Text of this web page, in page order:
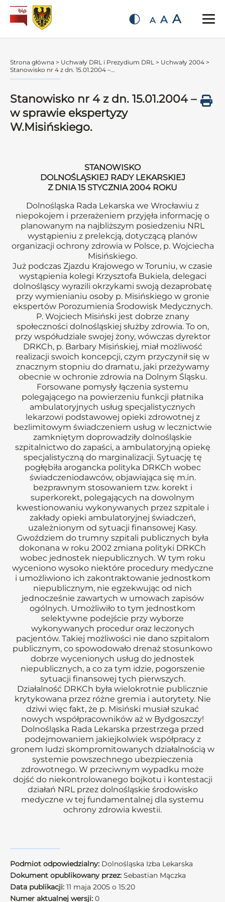
A A A
Strona główna > Uchwały DRL i Prezydium DRL > Uchwały 2004 >
Stanowisko nr 4 z dn. 15.01.2004 –...
Stanowisko nr 4 z dn. 15.01.2004 –
w sprawie ekspertyzy
W.Misińskiego.
STANOWISKO
DOLNOŚLĄSKIEJ RADY LEKARSKIEJ
Z DNIA 15 STYCZNIA 2004 ROKU
Dolnośląska Rada Lekarska we Wrocławiu z
niepokojem i przerażeniem przyjęła informację o
planowanym na najbliższym posiedzeniu NRL
wystąpieniu z prelekcją, dotyczącą planów
organizacji ochrony zdrowia w Polsce, p. Wojciecha
Misińskiego.
Już podczas Zjazdu Krajowego w Toruniu, w czasie
wystąpienia kolegi Krzysztofa Bukiela, delegaci
dolnośląscy wyrazili okrzykami swoją dezaprobatę
przy wymienianiu osoby p. Misińskiego w gronie
ekspertów Porozumienia Środowisk Medycznych.
P. Wojciech Misiński jest dobrze znany
społeczności dolnośląskiej służby zdrowia. To on,
przy współudziale swojej żony, wówczas dyrektor
DRKCh, p. Barbary Misińskiej, miał możliwość
realizacji swoich koncepcji, czym przyczynił się w
znacznym stopniu do dramatu, jaki przeżywamy
obecnie w ochronie zdrowia na Dolnym Śląsku.
Forsowane pomysły łączenia systemu
polegającego na powierzeniu funkcji płatnika
ambulatoryjnych usług specjalistycznych
lekarzowi podstawowej opieki zdrowotnej z
bezlimitowym świadczeniem usług w lecznictwie
zamkniętym doprowadziły dolnośląskie
szpitalnictwo do zapaści, a ambulatoryjną opiekę
specjalistyczną do marginalizacji. Sytuację tę
pogłębiła arogancka polityka DRKCh wobec
świadczeniodawców, objawiająca się m.in.
bezprawnym stosowaniem tzw. korekt i
superkorekt, polegających na dowolnym
kwestionowaniu wykonywanych przez szpitale i
zakłady opieki ambulatoryjnej świadczeń,
uzależnionym od sytuacji finansowej Kasy.
Gwoździem do trumny szpitali publicznych była
dokonana w roku 2002 zmiana polityki DRKCh
wobec jednostek niepublicznych. W tym roku
wyceniono wysoko niektóre procedury medyczne
i umożliwiono ich zakontraktowanie jednostkom
niepublicznym, nie egzekwując od nich
jednocześnie zawartych w umowach zapisów
ogólnych. Umożliwiło to tym jednostkom
selektywne podejście przy wyborze
wykonywanych procedur oraz leczonych
pacjentów. Takiej możliwości nie dano szpitalom
publicznym, co spowodowało drenaż stosunkowo
dobrze wycenionych usług do jednostek
niepublicznych, a co za tym idzie, pogorszenie
sytuacji finansowej tych pierwszych.
Działalność DRKCh była wielokrotnie publicznie
krytykowana przez różne gremia i autorytety. Nie
dziwi więc fakt, że p. Misiński musiał szukać
nowych współpracowników aż w Bydgoszczy!
Dolnośląska Rada Lekarska przestrzega przed
podejmowaniem jakiejkolwiek współpracy z
gronem ludzi skompromitowanych działalnością w
systemie powszechnego ubezpieczenia
zdrowotnego. W przeciwnym wypadku może
dojść do niekontrolowanego bojkotu i kontestacji
działań NRL przez dolnośląskie środowisko
medyczne w tej fundamentalnej dla systemu
ochrony zdrowia kwestii.
Podmiot odpowiedzialny: Dolnośląska Izba Lekarska
Dokument opublikowany przez: Sebastian Mączka
Data publikacji: 11 maja 2005 o 15:20
Numer aktualnej wersji: 0